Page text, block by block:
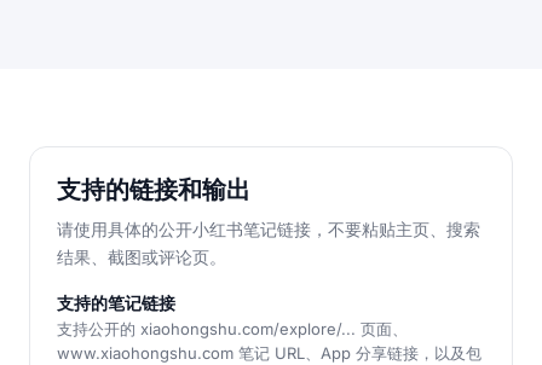
支持的链接和输出
请使用具体的公开小红书笔记链接，不要粘贴主页、搜索
结果、截图或评论页。
支持的笔记链接
支持公开的 xiaohongshu.com/explore/... 页面、
www.xiaohongshu.com 笔记 URL、App 分享链接，以及包